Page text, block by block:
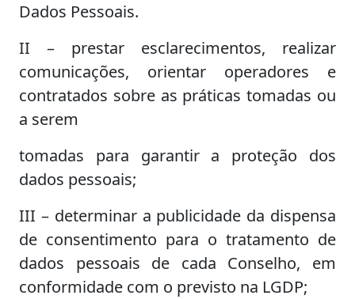
Dados Pessoais.
II – prestar esclarecimentos, realizar
comunicações, orientar operadores e
contratados sobre as práticas tomadas ou
a serem
tomadas para garantir a proteção dos
dados pessoais;
III – determinar a publicidade da dispensa
de consentimento para o tratamento de
dados pessoais de cada Conselho, em
conformidade com o previsto na LGDP;